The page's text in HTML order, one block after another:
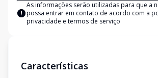
As informações serão utilizadas para que a
possa entrar em contato de acordo com a
privacidade e termos de serviço
Características